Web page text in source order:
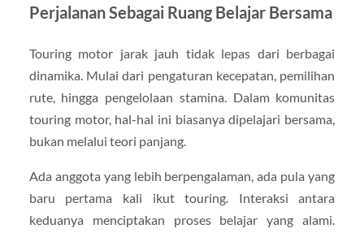
Perjalanan Sebagai Ruang Belajar Bersama
Touring motor jarak jauh tidak lepas dari berbagai
dinamika. Mulai dari pengaturan kecepatan, pemilihan
rute, hingga pengelolaan stamina. Dalam komunitas
touring motor, hal-hal ini biasanya dipelajari bersama,
bukan melalui teori panjang.
Ada anggota yang lebih berpengalaman, ada pula yang
baru pertama kali ikut touring. Interaksi antara
keduanya menciptakan proses belajar yang alami.